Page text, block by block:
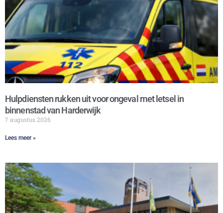
Hulpdiensten rukken uit voor ongeval met letsel in
binnenstad van Harderwijk
7 augustus 2026
Lees meer »